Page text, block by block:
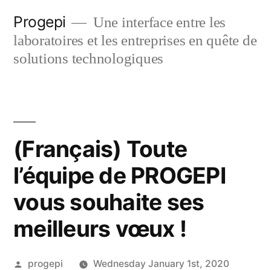
content
Progepi
Une interface entre les
laboratoires et les entreprises en quête de
solutions technologiques
(Français) Toute
l’équipe de PROGEPI
vous souhaite ses
meilleurs vœux !
Posted
progepi Wednesday January 1st, 2020